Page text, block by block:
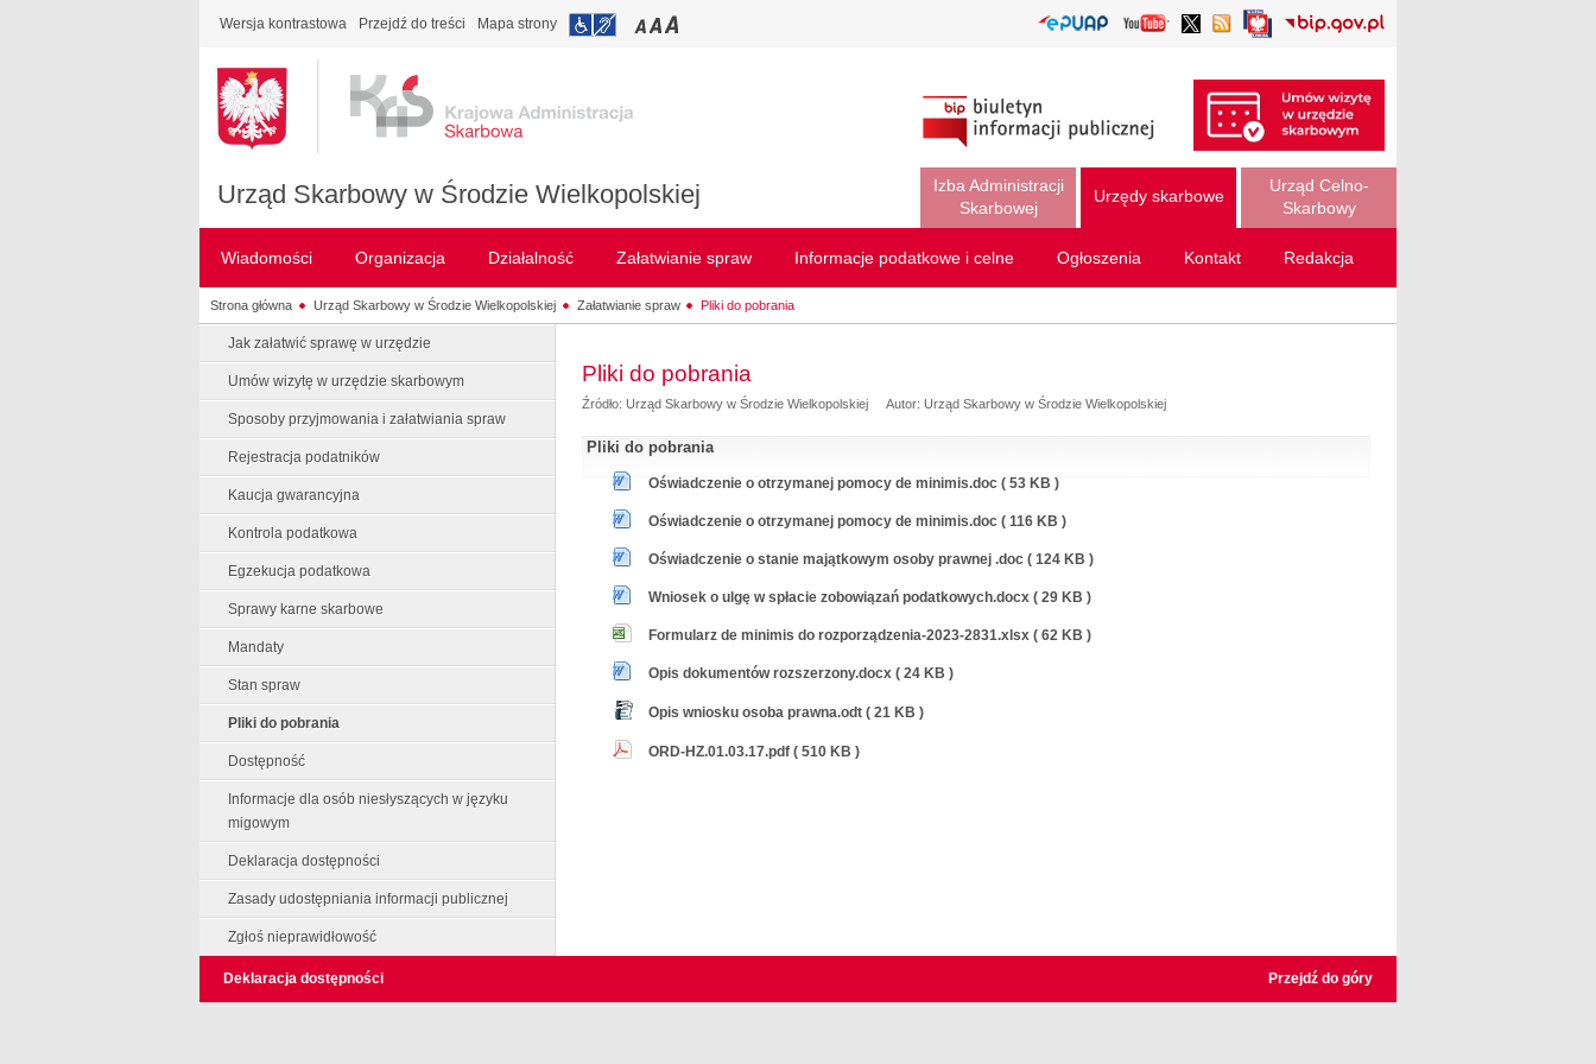
Wersja kontrastowa Przejdź do treści Mapa strony
Urząd Skarbowy w Środzie Wielkopolskiej
Izba Administracji
Skarbowej
Urzędy skarbowe
Urząd Celno-
Skarbowy
Wiadomości Organizacja Działalność Załatwianie spraw Informacje podatkowe i celne Ogłoszenia Kontakt Redakcja
Strona główna Urząd Skarbowy w Środzie Wielkopolskiej Załatwianie spraw Pliki do pobrania
Jak załatwić sprawę w urzędzie
Umów wizytę w urzędzie skarbowym
Sposoby przyjmowania i załatwiania spraw
Rejestracja podatników
Kaucja gwarancyjna
Kontrola podatkowa
Egzekucja podatkowa
Sprawy karne skarbowe
Mandaty
Stan spraw
Pliki do pobrania
Dostępność
Informacje dla osób niesłyszących w języku
migowym
Deklaracja dostępności
Zasady udostępniania informacji publicznej
Zgłoś nieprawidłowość
Pliki do pobrania
Źródło: Urząd Skarbowy w Środzie Wielkopolskiej Autor: Urząd Skarbowy w Środzie Wielkopolskiej
Pliki do pobrania
Oświadczenie o otrzymanej pomocy de minimis.doc ( 53 KB )
Oświadczenie o otrzymanej pomocy de minimis.doc ( 116 KB )
Oświadczenie o stanie majątkowym osoby prawnej .doc ( 124 KB )
Wniosek o ulgę w spłacie zobowiązań podatkowych.docx ( 29 KB )
Formularz de minimis do rozporządzenia-2023-2831.xlsx ( 62 KB )
Opis dokumentów rozszerzony.docx ( 24 KB )
Opis wniosku osoba prawna.odt ( 21 KB )
ORD-HZ.01.03.17.pdf ( 510 KB )
Deklaracja dostępności Przejdź do góry